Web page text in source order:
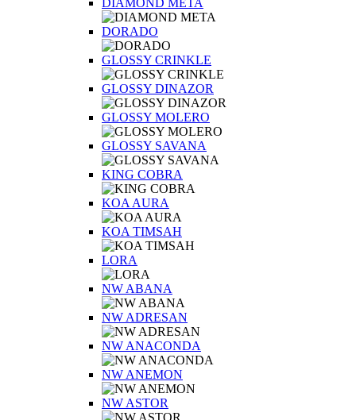
DIAMOND META
DORADO
GLOSSY CRINKLE
GLOSSY DINAZOR
GLOSSY MOLERO
GLOSSY SAVANA
KING COBRA
KOA AURA
KOA TIMSAH
LORA
NW ABANA
NW ADRESAN
NW ANACONDA
NW ANEMON
NW ASTOR